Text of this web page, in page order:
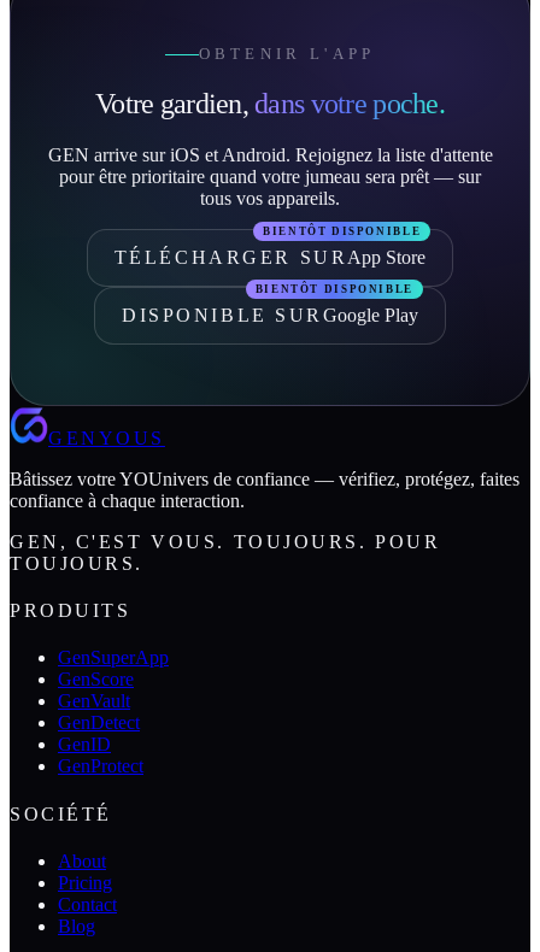
OBTENIR L'APP
Votre gardien, dans votre poche.
GEN arrive sur iOS et Android. Rejoignez la liste d'attente
pour être prioritaire quand votre jumeau sera prêt — sur
tous vos appareils.
BIENTÔT DISPONIBLE
TÉLÉCHARGER SUR App Store
BIENTÔT DISPONIBLE
DISPONIBLE SUR Google Play
GENYOUS
Bâtissez votre YOUnivers de confiance — vérifiez, protégez, faites
confiance à chaque interaction.
GEN, C'EST VOUS. TOUJOURS. POUR
TOUJOURS.
PRODUITS
GenSuperApp
GenScore
GenVault
GenDetect
GenID
GenProtect
SOCIÉTÉ
About
Pricing
Contact
Blog